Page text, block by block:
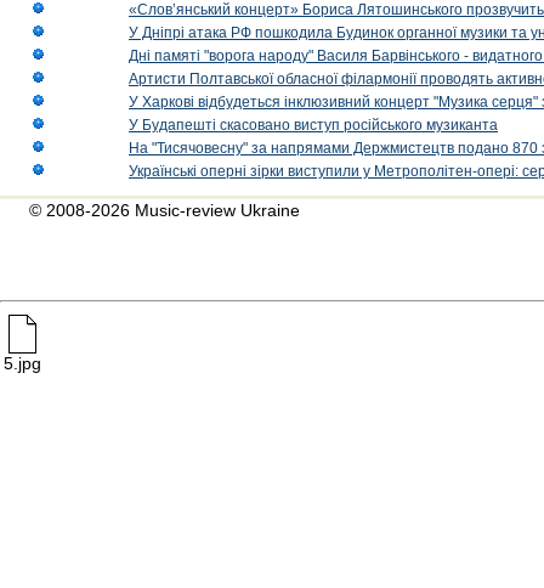
«Слов’янський концерт» Бориса Лятошинського
У Дніпрі атака РФ пошкодила Будинок органної музики та
Дні памяті "ворога народу" Василя Барвінського -
Артисти Полтавської обласної філармонії проводять
У Харкові відбудеться інклюзивний концерт "Музика
У Будапешті скасовано виступ російського музиканта
На "Тисячовесну" за напрямами Держмистецтв подано 870
Українські оперні зірки виступили у Метрополітен-опері:
© 2008-2026 Music-review Ukraine
5.jpg